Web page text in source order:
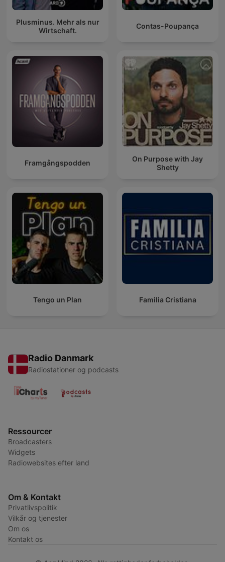
Plusminus. Mehr als nur
Wirtschaft.
Contas-Poupança
Framgångspodden
On Purpose with Jay
Shetty
Tengo un Plan Familia Cristiana
Radio Danmark
Radiostationer og podcasts
Ressourcer
Broadcasters
Widgets
Radiowebsites efter land
Om & Kontakt
Privatlivspolitik
Vilkår og tjenester
Om os
Kontakt os